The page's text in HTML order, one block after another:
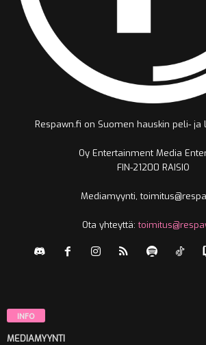
Respawn.fi on Suomen hauskin peli- ja
Oy Entertainment Media
FIN-21200 RAISIO
Mediamyynti,
Ota yhteyttä:
INFO
MEDIAMYYNTI